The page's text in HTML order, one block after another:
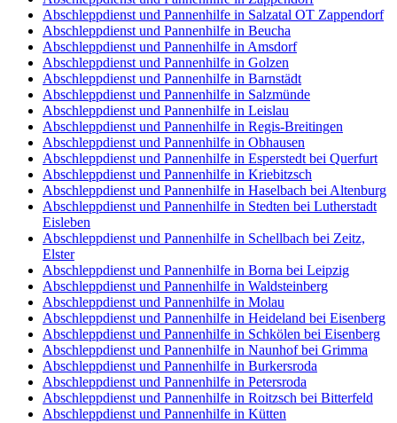
Abschleppdienst und Pannenhilfe in Salzatal OT Zappendorf
Abschleppdienst und Pannenhilfe in Beucha
Abschleppdienst und Pannenhilfe in Amsdorf
Abschleppdienst und Pannenhilfe in Golzen
Abschleppdienst und Pannenhilfe in Barnstädt
Abschleppdienst und Pannenhilfe in Salzmünde
Abschleppdienst und Pannenhilfe in Leislau
Abschleppdienst und Pannenhilfe in Regis-Breitingen
Abschleppdienst und Pannenhilfe in Obhausen
Abschleppdienst und Pannenhilfe in Esperstedt bei Querfurt
Abschleppdienst und Pannenhilfe in Kriebitzsch
Abschleppdienst und Pannenhilfe in Haselbach bei Altenburg
Abschleppdienst und Pannenhilfe in Stedten bei Lutherstadt
Eisleben
Abschleppdienst und Pannenhilfe in Schellbach bei Zeitz,
Elster
Abschleppdienst und Pannenhilfe in Borna bei Leipzig
Abschleppdienst und Pannenhilfe in Waldsteinberg
Abschleppdienst und Pannenhilfe in Molau
Abschleppdienst und Pannenhilfe in Heideland bei Eisenberg
Abschleppdienst und Pannenhilfe in Schkölen bei Eisenberg
Abschleppdienst und Pannenhilfe in Naunhof bei Grimma
Abschleppdienst und Pannenhilfe in Burkersroda
Abschleppdienst und Pannenhilfe in Petersroda
Abschleppdienst und Pannenhilfe in Roitzsch bei Bitterfeld
Abschleppdienst und Pannenhilfe in Kütten